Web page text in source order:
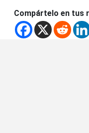
Compártelo en tus